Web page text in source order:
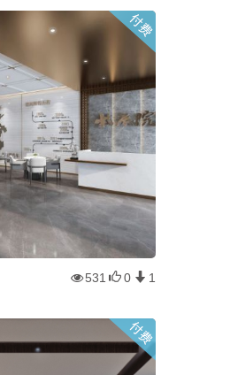
531 0 1